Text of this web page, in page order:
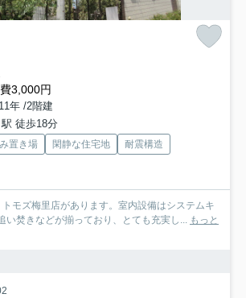
3,000円
年 /2階建
徒歩18分
置き場 閑静な住宅地
耐震構造
モズ梅里店があります。室内設備はシステムキ
い焚きなどが揃っており、とても充実し... もっと